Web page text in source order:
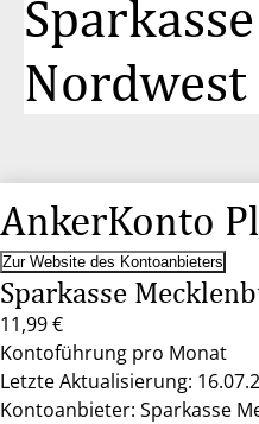
Nordwest
AnkerKonto
Zur Website des Kontoanbieters
Sparkasse
11,99 €
Kontoführung pro Monat
Letzte Aktualisierung:
Kontoanbieter: Sparkasse